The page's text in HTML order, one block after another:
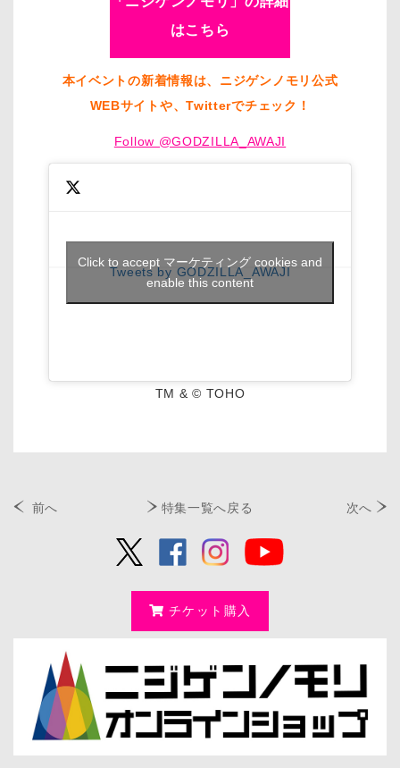
はこちら
本イベントの新着情報は、ニジゲンノモリ公式
WEBサイトや、Twitterでチェック！
Follow @GODZILLA_AWAJI
Tweets by GODZILLA_AWAJI
Click to accept マーケティング cookies and
enable this content
TM & © TOHO
前へ 特集一覧へ戻る 次へ
チケット購入